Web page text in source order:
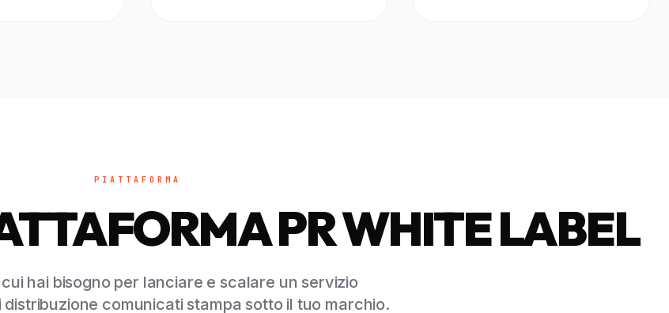
PIATTAFORMA
PR WHITE LABEL
hai bisogno per lanciare e scalare un servizio
distribuzione comunicati stampa sotto il tuo marchio.